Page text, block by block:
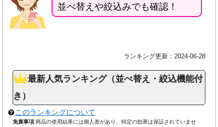
並べ替えや絞込みでも確認！
ランキング更新：2024-06-28
最新人気ランキング（並べ替え・絞込機能付
き）
このランキングについて
免責事項:商品の使用結果には個人差があり、特定の効果は保証されていませ